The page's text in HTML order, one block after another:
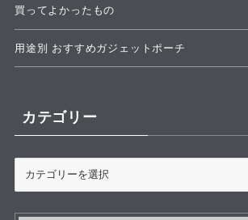
買ってよかったもの
用途別 おすすめガジェットポーチ
カテゴリー
リ